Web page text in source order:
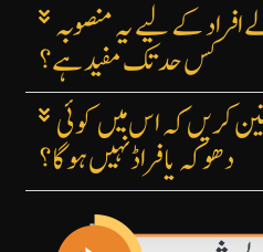
کے لیے یہ منصوبہ
کس حد تک مفید ہے؟
کریں کہ اس میں کوئی
دھوکہ یا فراڈ نہیں ہوگا؟